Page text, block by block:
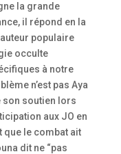
la grande
il répond en la
populaire
occulte
à notre
n’est pas Aya
son soutien lors
aux JO en
que le combat ait
dit ne “pas